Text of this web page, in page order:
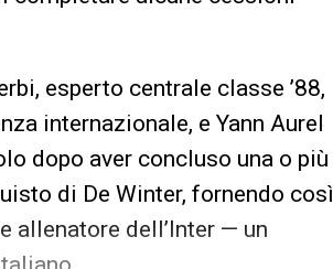
esperto centrale classe ’88,
internazionale, e Yann Aurel
dopo aver concluso una o più
di De Winter, fornendo così
allenatore dell’Inter — un